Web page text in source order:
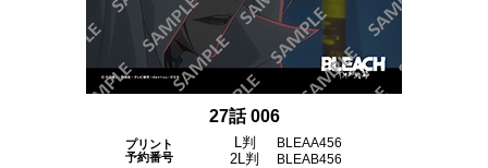
27話 006
プリント
予約番号
L判 BLEAA456
2L判 BLEAB456